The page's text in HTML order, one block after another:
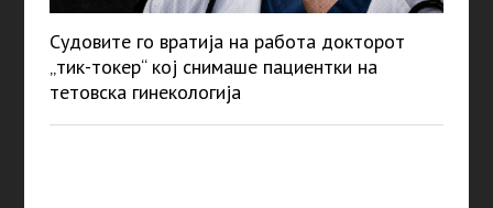
Судовите го вратија на работа докторот
„тик-токер“ кој снимаше пациентки на
тетовска гинекологија